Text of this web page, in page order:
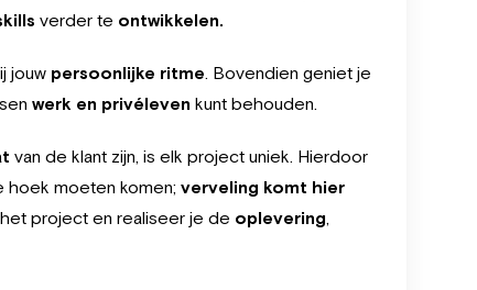
verder te ontwikkelen.
jouw persoonlijke ritme. Bovendien geniet je
werk en privéleven kunt behouden.
van de klant zijn, is elk project uniek. Hierdoor
hoek moeten komen; verveling komt hier
project en realiseer je de oplevering,